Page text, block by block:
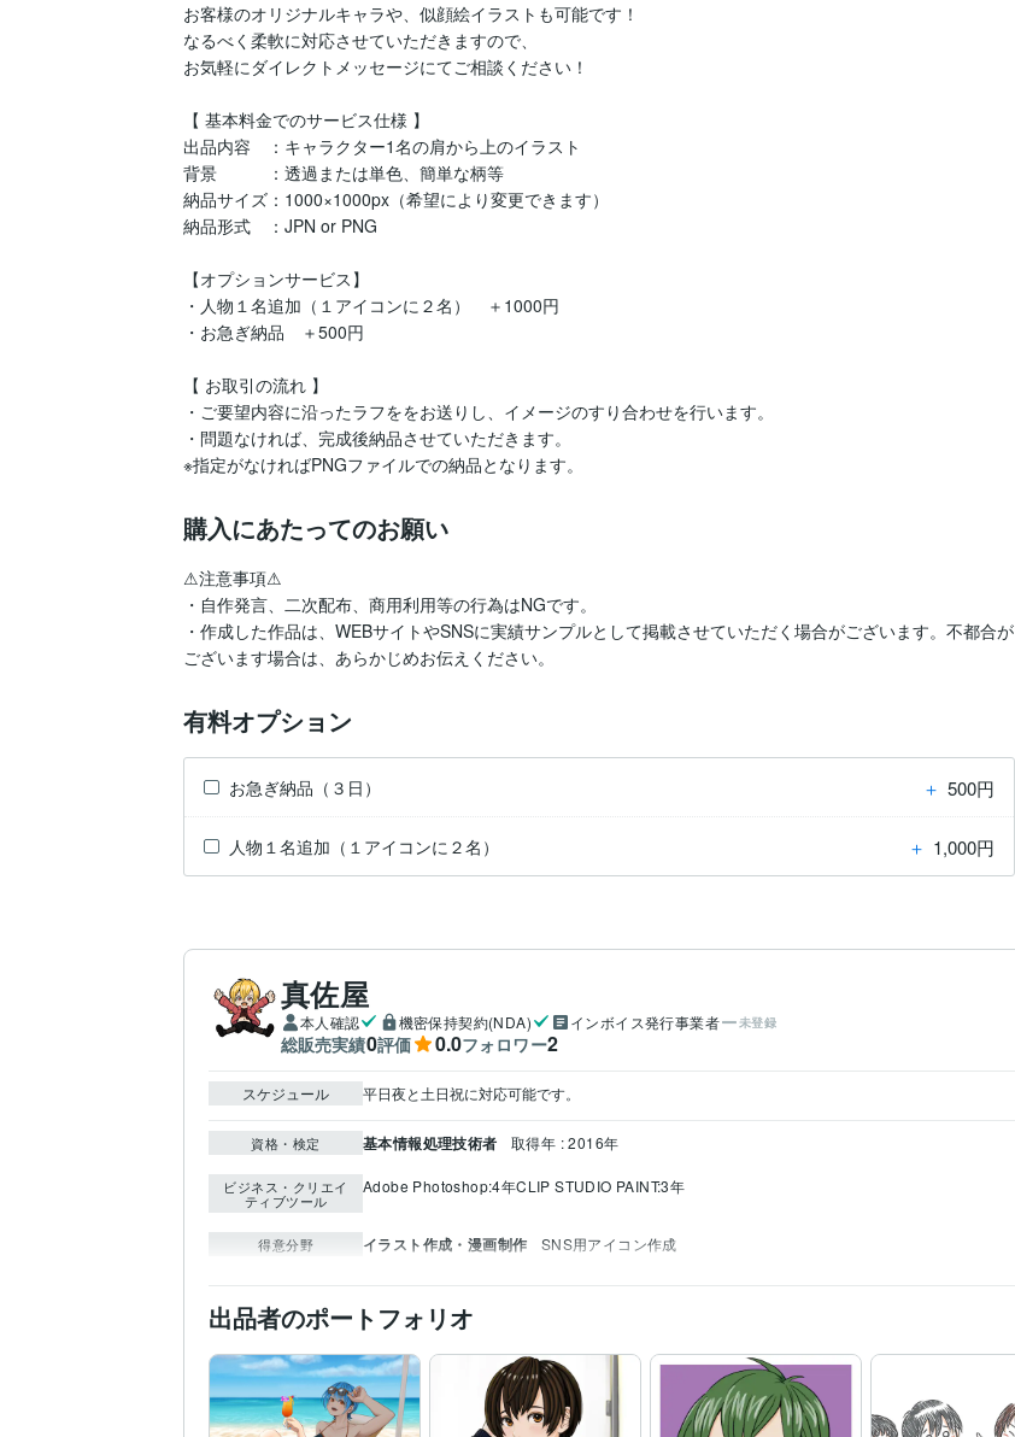
お客様のオリジナルキャラや、似顔絵イラストも可能です！
なるべく柔軟に対応させていただきますので、
お気軽にダイレクトメッセージにてご相談ください！
【 基本料金でのサービス仕様 】
出品内容　：キャラクター1名の肩から上のイラスト
背景　　　：透過または単色、簡単な柄等
納品サイズ：1000×1000px（希望により変更できます）
納品形式　：JPN or PNG
【オプションサービス】
・人物１名追加（１アイコンに２名）　＋1000円
・お急ぎ納品　＋500円
【 お取引の流れ 】
・ご要望内容に沿ったラフををお送りし、イメージのすり合わせを行います。
・問題なければ、完成後納品させていただきます。
※指定がなければPNGファイルでの納品となります。
購入にあたってのお願い
⚠注意事項⚠
・自作発言、二次配布、商用利用等の行為はNGです。
・作成した作品は、WEBサイトやSNSに実績サンプルとして掲載させていただく場合がございます。不都合が
ございます場合は、あらかじめお伝えください。
有料オプション
お急ぎ納品（３日） ＋ 500円
人物１名追加（１アイコンに２名） ＋ 1,000円
真佐屋
本人確認 機密保持契約(NDA) インボイス発行事業者 未登録
総販売実績0評価 0.0フォロワー2
スケジュール 平日夜と土日祝に対応可能です。
資格・検定 基本情報処理技術者 取得年 : 2016年
ビジネス・クリエイ
ティブツール
Adobe Photoshop:4年CLIP STUDIO PAINT:3年
得意分野 イラスト作成・漫画制作 SNS用アイコン作成
出品者のポートフォリオ